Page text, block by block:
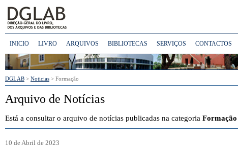
INICIO LIVRO ARQUIVOS BIBLIOTECAS SERVIÇOS CONTACTOS
DGLAB > Noticias > Formação
Arquivo de Notícias
Está a consultar o arquivo de notícias publicadas na categoria Formação
10 de Abril de 2023